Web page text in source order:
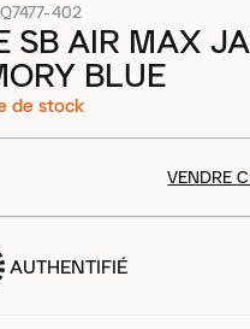
402
SB AIR MAX
BLUE
de stock
VENDRE
AUTHENTIFIÉ